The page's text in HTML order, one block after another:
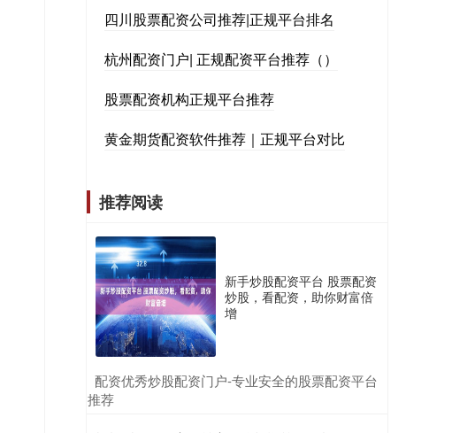
四川股票配资公司推荐|正规平台排名
杭州配资门户| 正规配资平台推荐（）
股票配资机构正规平台推荐
黄金期货配资软件推荐｜正规平台对比
推荐阅读
新手炒股配资平台 股票配资
炒股，看配资，助你财富倍
增
​配资优秀炒股配资门户-专业安全的股票配资平台
推荐